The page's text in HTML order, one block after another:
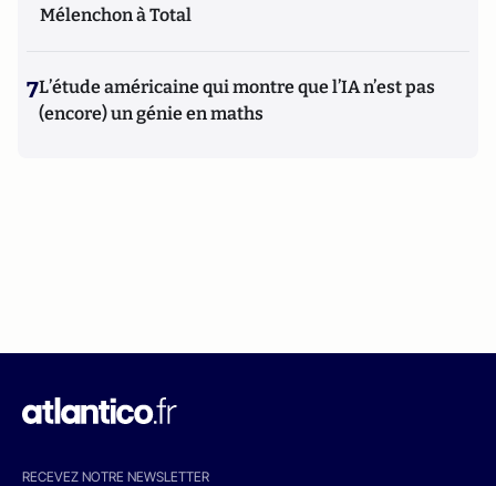
Mélenchon à Total
7L’étude américaine qui montre que l’IA n’est pas
(encore) un génie en maths
RECEVEZ NOTRE NEWSLETTER